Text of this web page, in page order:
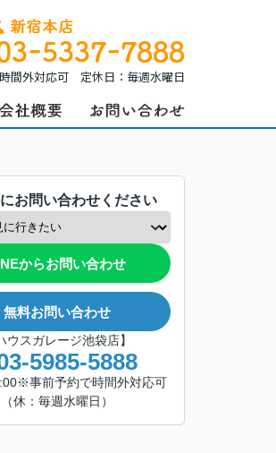
間外対応可 定休日：毎週水曜日
お問い合わせください
からお問い合わせ
無料お問い合わせ
ウスガレージ池袋店】
5985-5888
事前予約で時間外対応可
（休：毎週水曜日）